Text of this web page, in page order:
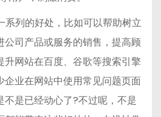
系列的好处，比如可以帮助树立
公司产品或服务的销售，提高顾
升网站在百度、谷歌等搜索引擎
企业在网站中使用常见问题页面
不是已经动心了?不过呢，不是